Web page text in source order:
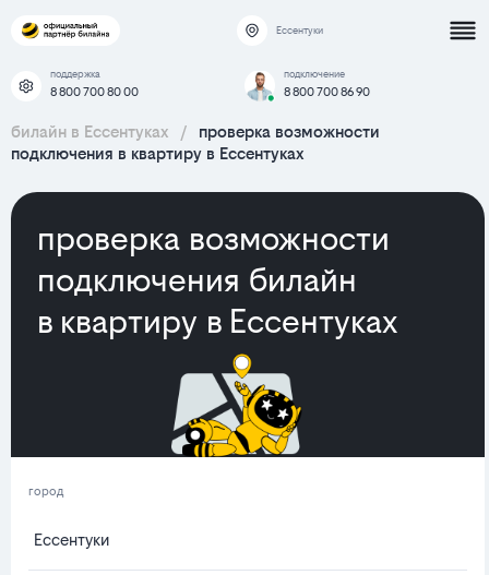
Ессентуки
поддержка
8 800 700 80 00
подключение
8 800 700 86 90
билайн в Ессентуках /
проверка возможности
подключения в квартиру в Ессентуках
проверка возможности
подключения билайн
в квартиру в Ессентуках
город